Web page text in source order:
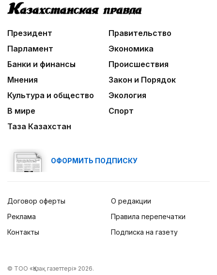
Президент
Правительство
Парламент
Экономика
Банки и финансы
Происшествия
Мнения
Закон и Порядок
Культура и общество
Экология
В мире
Спорт
Таза Казахстан
ОФОРМИТЬ ПОДПИСКУ
Договор оферты
Реклама
Контакты
О редакции
Правила перепечатки
Подписка на газету
© ТОО «Қазақ газеттері» 2026.